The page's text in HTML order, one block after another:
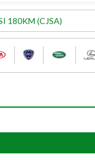
180KM (CJSA)